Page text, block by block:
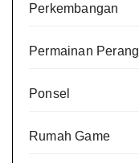
Perkembangan
Permainan Perang
Ponsel
Rumah Game